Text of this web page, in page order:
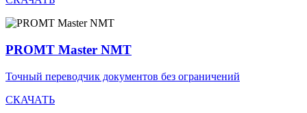
PROMT Master NMT
Точный переводчик документов без ограничений
СКАЧАТЬ